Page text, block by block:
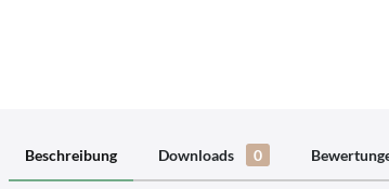
Beschreibung Downloads 0